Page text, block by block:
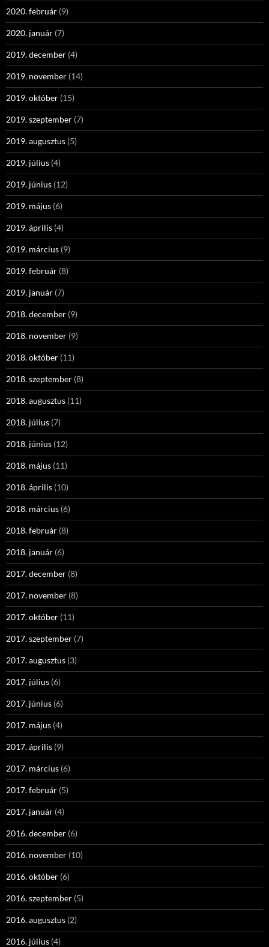
2020. február (9)
2020. január (7)
2019. december (4)
2019. november (14)
2019. október (15)
2019. szeptember (7)
2019. augusztus (5)
2019. július (4)
2019. június (12)
2019. május (6)
2019. április (4)
2019. március (9)
2019. február (8)
2019. január (7)
2018. december (9)
2018. november (9)
2018. október (11)
2018. szeptember (8)
2018. augusztus (11)
2018. július (7)
2018. június (12)
2018. május (11)
2018. április (10)
2018. március (6)
2018. február (8)
2018. január (6)
2017. december (8)
2017. november (8)
2017. október (11)
2017. szeptember (7)
2017. augusztus (3)
2017. július (6)
2017. június (6)
2017. május (4)
2017. április (9)
2017. március (6)
2017. február (5)
2017. január (4)
2016. december (6)
2016. november (10)
2016. október (6)
2016. szeptember (5)
2016. augusztus (2)
2016. július (4)